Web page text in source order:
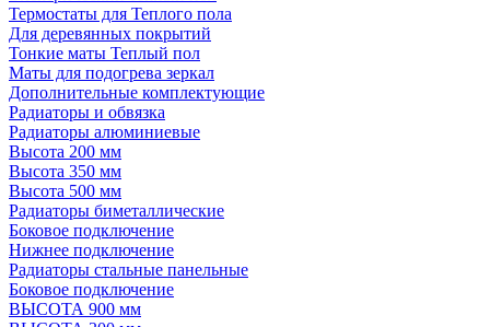
Термостаты для Теплого пола
Для деревянных покрытий
Тонкие маты Теплый пол
Маты для подогрева зеркал
Дополнительные комплектующие
Радиаторы и обвязка
Радиаторы алюминиевые
Высота 200 мм
Высота 350 мм
Высота 500 мм
Радиаторы биметаллические
Боковое подключение
Нижнее подключение
Радиаторы стальные панельные
Боковое подключение
ВЫСОТА 900 мм